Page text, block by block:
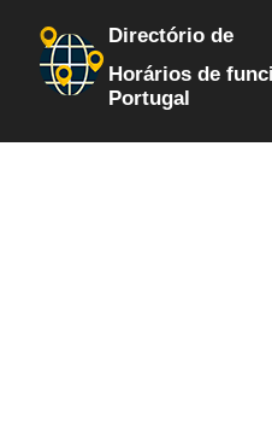
Directório de
Horários de
Portugal